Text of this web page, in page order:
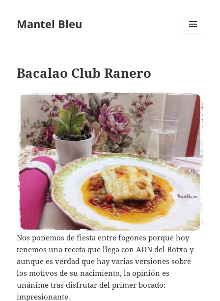
Mantel Bleu
Bacalao Club Ranero
Nos ponemos de fiesta entre fogones porque hoy
tenemos una receta que llega con ADN del Botxo y
aunque es verdad que hay varias versiones sobre
los motivos de su nacimiento, la opinión es
unánime tras disfrutar del primer bocado:
impresionante.